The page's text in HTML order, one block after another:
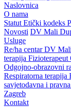
Naslovnica
O nama
Statut Etički kodeks
Novosti DV Mali
Usluge
Re/ha centarDV
terapija Fizioterapeut
Odgojno-obrazovni
Respiratorna terapija
savjetodavna i
Zagreb
Kontakt